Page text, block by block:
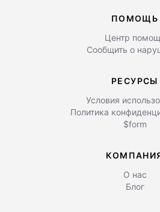
ПОМОЩЬ
Центр
Сообщить о
РЕСУРСЫ
Условия
Политика
$form
О нас
Блог